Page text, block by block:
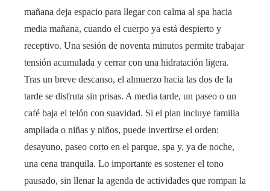
mañana deja espacio para llegar con calma al spa hacia
media mañana, cuando el cuerpo ya está despierto y
receptivo. Una sesión de noventa minutos permite trabajar
tensión acumulada y cerrar con una hidratación ligera.
Tras un breve descanso, el almuerzo hacia las dos de la
tarde se disfruta sin prisas. A media tarde, un paseo o un
café baja el telón con suavidad. Si el plan incluye familia
ampliada o niñas y niños, puede invertirse el orden:
desayuno, paseo corto en el parque, spa y, ya de noche,
una cena tranquila. Lo importante es sostener el tono
pausado, sin llenar la agenda de actividades que rompan la